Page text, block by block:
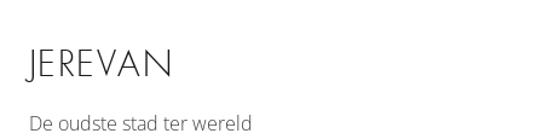
JEREVAN
De oudste stad ter wereld